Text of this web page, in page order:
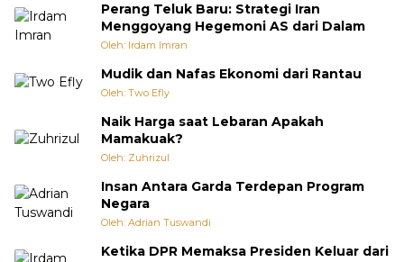
Perang Teluk Baru: Strategi Iran
Menggoyang Hegemoni AS dari Dalam
Oleh: Irdam Imran
Mudik dan Nafas Ekonomi dari Rantau
Oleh: Two Efly
Naik Harga saat Lebaran Apakah
Mamakuak?
Oleh: Zuhrizul
Insan Antara Garda Terdepan Program
Negara
Oleh: Adrian Tuswandi
Ketika DPR Memaksa Presiden Keluar dari